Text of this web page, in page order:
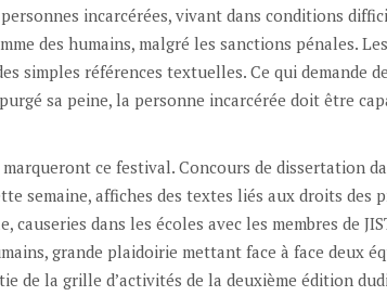
incarcérées, vivant dans conditions
des humains, malgré les sanctions pénales.
simples références textuelles. Ce qui demande
sa peine, la personne incarcérée doit être
ce festival. Concours de dissertation
semaine, affiches des textes liés aux droits des
causeries dans les écoles avec les membres de
grande plaidoirie mettant face à face deux
de la grille d’activités de la deuxième édition